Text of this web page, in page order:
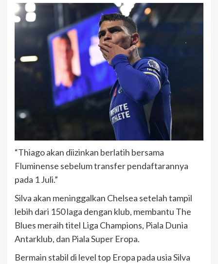
“Thiago akan diizinkan berlatih bersama
Fluminense sebelum transfer pendaftarannya
pada 1 Juli.”
Silva akan meninggalkan Chelsea setelah tampil
lebih dari 150 laga dengan klub, membantu The
Blues meraih titel Liga Champions, Piala Dunia
Antarklub, dan Piala Super Eropa.
Bermain stabil di level top Eropa pada usia Silva